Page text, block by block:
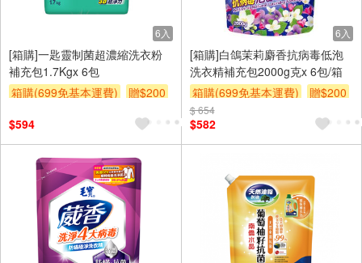
6入
[箱購]一匙靈制菌超濃縮洗衣粉
補充包1.7Kgx 6包
箱購(699免基本運費)
贈$200
$594
6入
[箱購]白鴿茉莉麝香抗病毒低泡
洗衣精補充包2000g克x 6包/箱
箱購(699免基本運費)
贈$200
$ 654
$582